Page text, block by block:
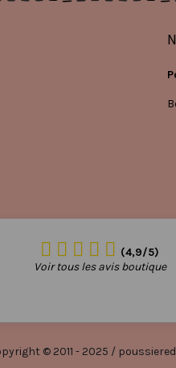
(4,9/5)
Voir tous les avis boutique
© 2011 - 2025 /